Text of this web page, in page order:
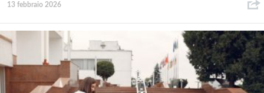
13 febbraio 2026